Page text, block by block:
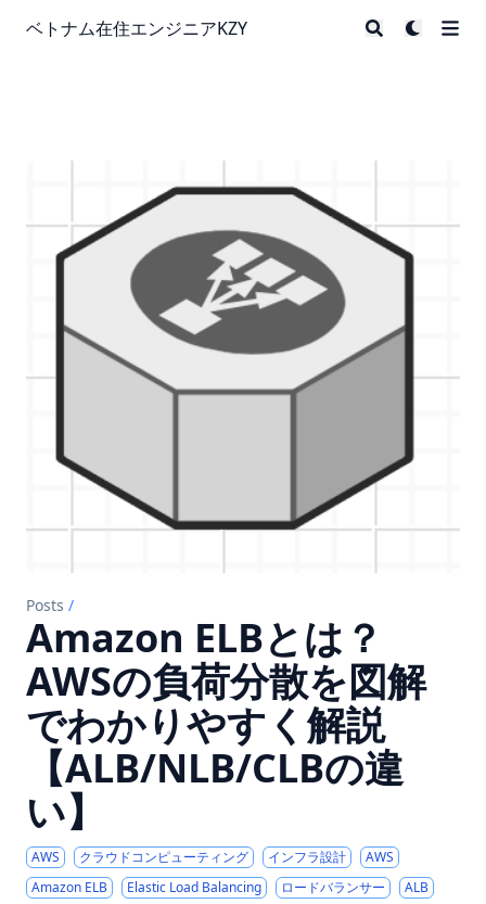
ベトナム在住エンジニアKZY
Posts /
Amazon ELBとは？
AWSの負荷分散を図解
でわかりやすく解説
【ALB/NLB/CLBの違
い】
AWS クラウドコンピューティング インフラ設計
AWS
Amazon ELB
Elastic Load Balancing ロードバランサー
ALB